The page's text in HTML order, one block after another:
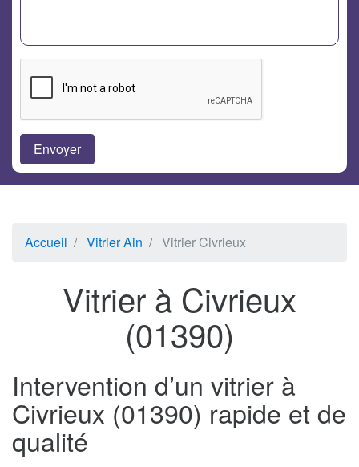
Accueil Vitrier Ain Vitrier Civrieux
Vitrier à Civrieux
(01390)
Intervention d’un vitrier à
Civrieux (01390) rapide et de
qualité